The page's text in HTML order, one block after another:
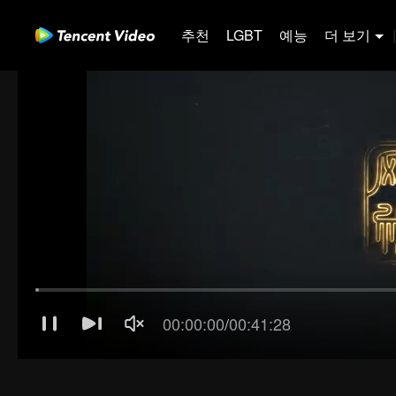
추천 LGBT 예능 더 보기 |